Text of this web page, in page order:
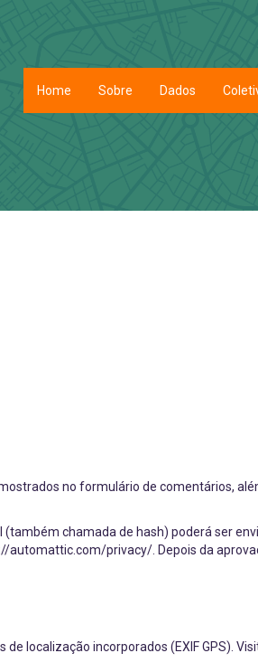
Home Sobre Dados
no formulário de comentários,
chamada de hash) poderá ser
privacy/. Depois da
localização incorporados (EXIF GPS).